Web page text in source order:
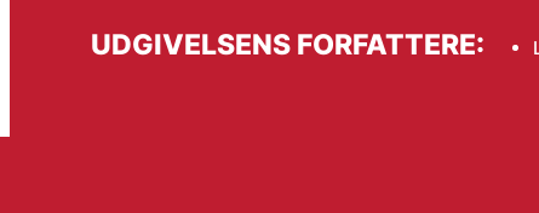
UDGIVELSENS FORFATTERE: